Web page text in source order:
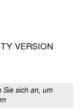
VERSION
Sie sich an, um